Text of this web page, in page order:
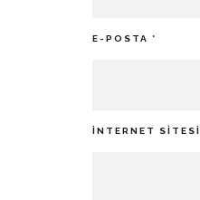
E-POSTA *
İNTERNET SITESI